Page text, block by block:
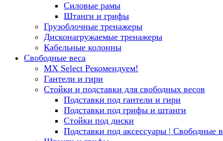
Силовые рамы
Штанги и грифы
Грузоблочные тренажеры
Дисконагружаемые тренажеры
Кабельные колонны
Свободные веса
MX Select Рекомендуем!
Гантели и гири
Стойки и подставки для свободных весов
Подставки под гантели и гири
Подставки под грифы и штанги
Стойки под диски
Подставки под аксессуары | Свободные